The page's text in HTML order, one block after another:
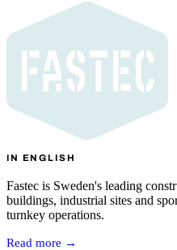
IN ENGLISH
Fastec is Sweden's leading
buildings, industrial sites and
turnkey operations.
Read more →